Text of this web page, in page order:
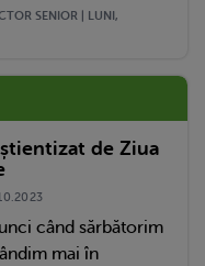
SENIOR | LUNI,
de Ziua
când sărbătorim
mai în